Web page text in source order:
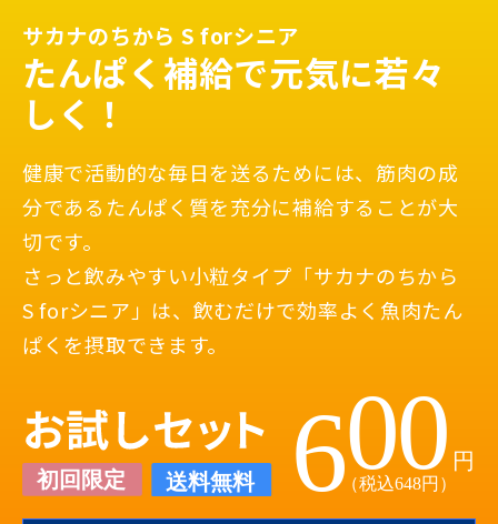
サカナのちから S forシニア
たんぱく補給で元気に若々
しく！
健康で活動的な毎日を送るためには、筋肉の成
分であるたんぱく質を充分に補給することが大
切です。
さっと飲みやすい小粒タイプ「サカナのちから
S forシニア」は、飲むだけで効率よく魚肉たん
ぱくを摂取できます。